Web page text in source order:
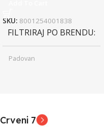
SKU: 8001254001838
FILTRIRAJ PO BRENDU
Padovan
Crveni 7